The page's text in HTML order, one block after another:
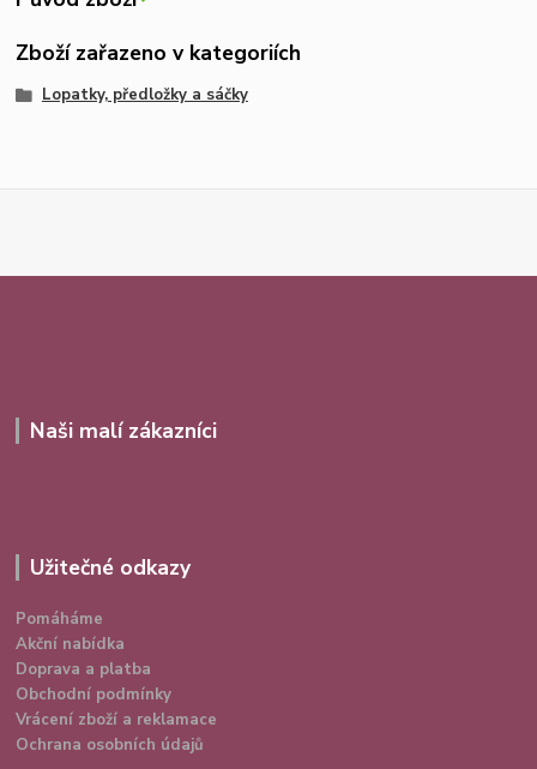
Zboží zařazeno v kategoriích
Lopatky, předložky a sáčky
Naši malí zákazníci
Užitečné odkazy
Pomáháme
Akční nabídka
Doprava a platba
Obchodní podmínky
Vrácení zboží a reklamace
Ochrana osobních údajů